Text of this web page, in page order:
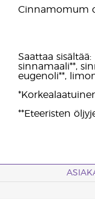
Cinnamomum
Saattaa
sinnamaali**,
eugenoli**,
**Eteeristen